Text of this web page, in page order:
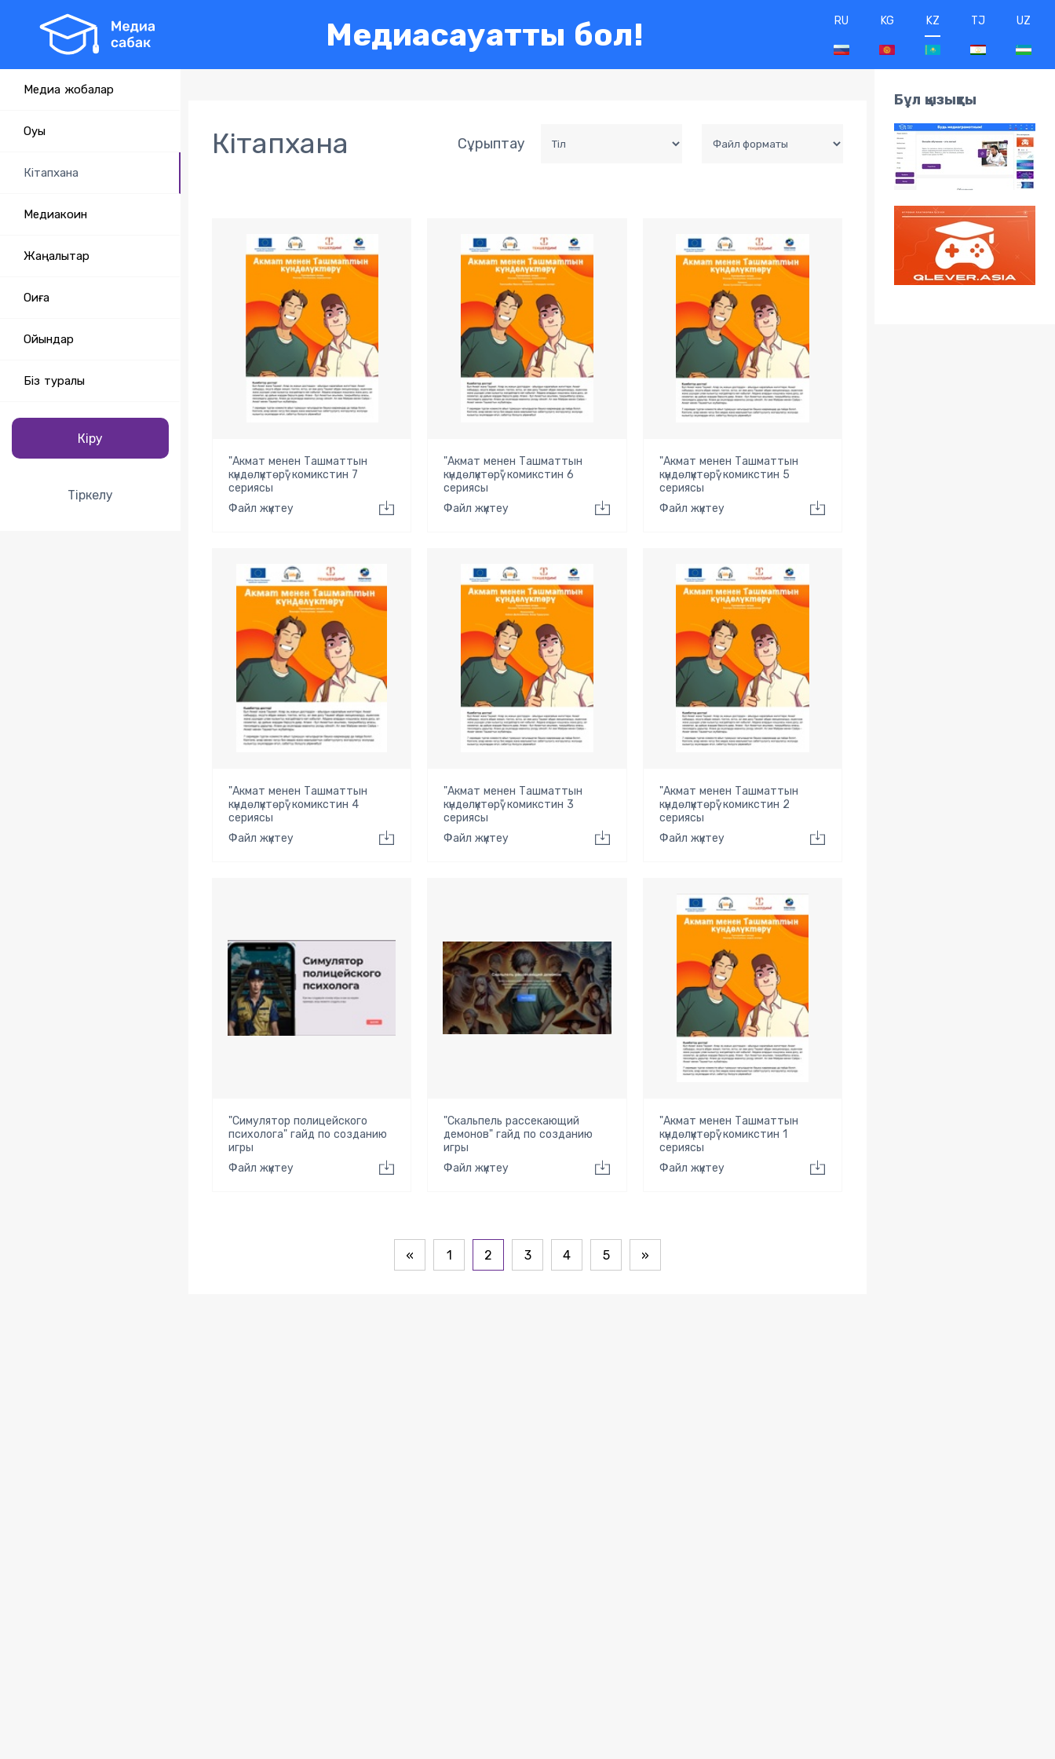
Медиасауатты бол! RU KG KZ TJ UZ
Медиа жобалар
Оқуы
Кітапхана
Медиакоин
Жаңалықтар
Оқиға
Ойындар
Біз туралы
Кіру
Тіркелу
Кітапхана Сұрыптау
"Акмат менен Ташматтын
күндөлүктөрү" комикстин 7
сериясы
Файл жүктеу
"Акмат менен Ташматтын
күндөлүктөрү" комикстин 6
сериясы
Файл жүктеу
"Акмат менен Ташматтын
күндөлүктөрү" комикстин 5
сериясы
Файл жүктеу
"Акмат менен Ташматтын
күндөлүктөрү" комикстин 4
сериясы
Файл жүктеу
"Акмат менен Ташматтын
күндөлүктөрү" комикстин 3
сериясы
Файл жүктеу
"Акмат менен Ташматтын
күндөлүктөрү" комикстин 2
сериясы
Файл жүктеу
"Симулятор полицейского
психолога" гайд по созданию
игры
Файл жүктеу
"Скальпель рассекающий
демонов" гайд по созданию
игры
Файл жүктеу
"Акмат менен Ташматтын
күндөлүктөрү" комикстин 1
сериясы
Файл жүктеу
« 1 2 3 4 5 »
Бұл қызықты